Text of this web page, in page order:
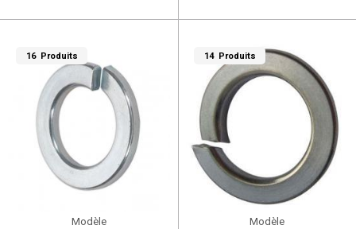
16 Produits
Modèle
14 Produits
Modèle